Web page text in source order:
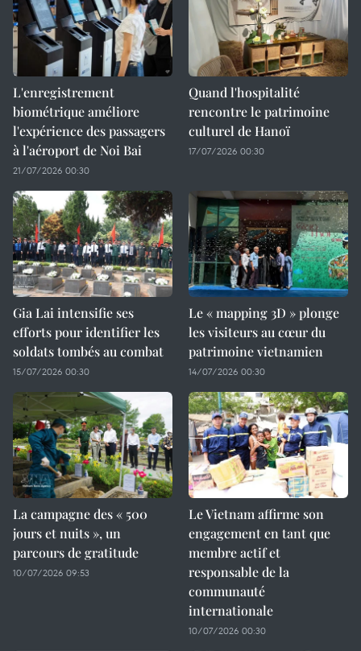
L'enregistrement
biométrique améliore
l'expérience des passagers
à l'aéroport de Noi Bai
21/07/2026 00:30
Quand l'hospitalité
rencontre le patrimoine
culturel de Hanoï
17/07/2026 00:30
Gia Lai intensifie ses
efforts pour identifier les
soldats tombés au combat
15/07/2026 00:30
Le « mapping 3D » plonge
les visiteurs au cœur du
patrimoine vietnamien
14/07/2026 00:30
La campagne des « 500
jours et nuits », un
parcours de gratitude
10/07/2026 09:53
Le Vietnam affirme son
engagement en tant que
membre actif et
responsable de la
communauté
internationale
10/07/2026 00:30